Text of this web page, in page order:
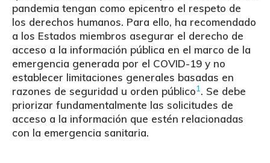
pandemia tengan como epicentro el respeto de
los derechos humanos. Para ello, ha recomendado
a los Estados miembros asegurar el derecho de
acceso a la información pública en el marco de la
emergencia generada por el COVID-19 y no
establecer limitaciones generales basadas en
razones de seguridad u orden público1. Se debe
priorizar fundamentalmente las solicitudes de
acceso a la información que estén relacionadas
con la emergencia sanitaria.